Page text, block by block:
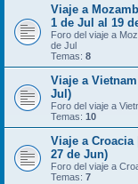
Viaje a
1 de Jul al 19
Foro del viaje a
de Jul
Temas: 8
Viaje a
Jul)
Foro del viaje a
Temas: 10
Viaje a Croacia
27 de Jun)
Foro del viaje a
Temas: 7